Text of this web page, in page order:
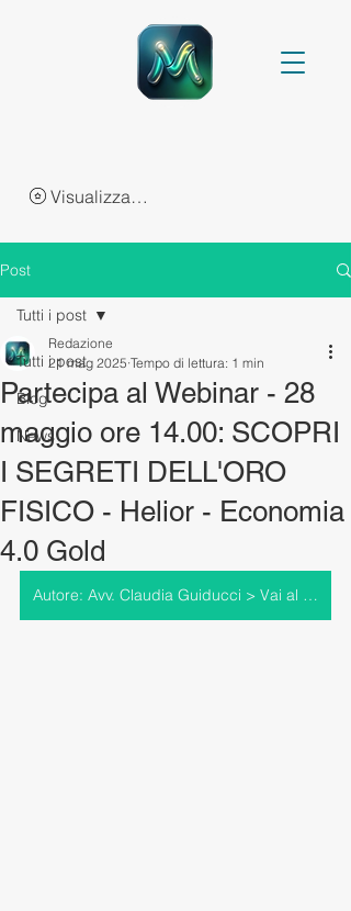
Visualizza punti
Post
Tutti i post
Blog
News
Tutti i post
Partecipa al Webinar - 28
maggio ore 14.00: SCOPRI
I SEGRETI DELL'ORO
FISICO - Helior - Economia
4.0 Gold
Redazione
21 mag 2025 Tempo di lettura: 1 min
Autore: Avv. Claudia Guiducci > Vai al profilo